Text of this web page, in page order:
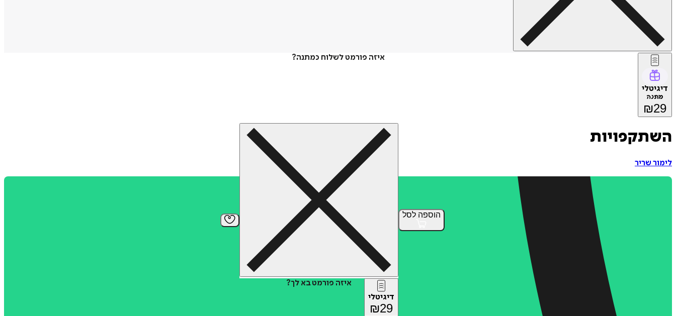
איזה פורמט לשלוח כמתנה?
דיגיטלי
מתנה
₪29
הוספה לסל
איזה פורמט בא לך?
דיגיטלי
₪29
השתקפויות
לימור שריר